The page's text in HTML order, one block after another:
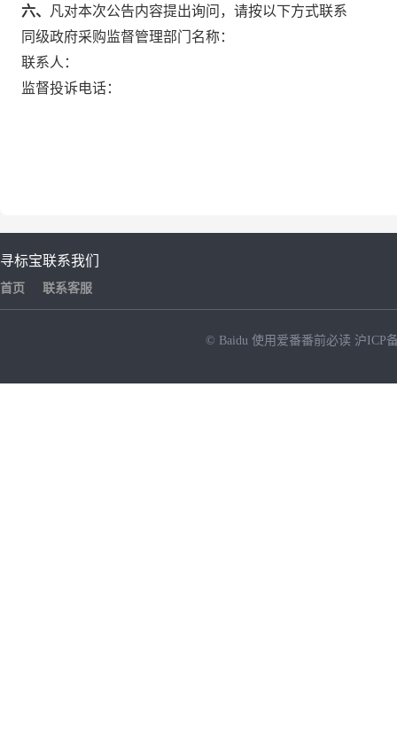
六、
凡对本次公告内容提出询问，请按以下方式联系
同级政府采购监督管理部门名称：
联系人：
监督投诉电话：
寻标宝
首页
联系我们
联系客服
© Baidu 使用爱番番前必读 沪ICP